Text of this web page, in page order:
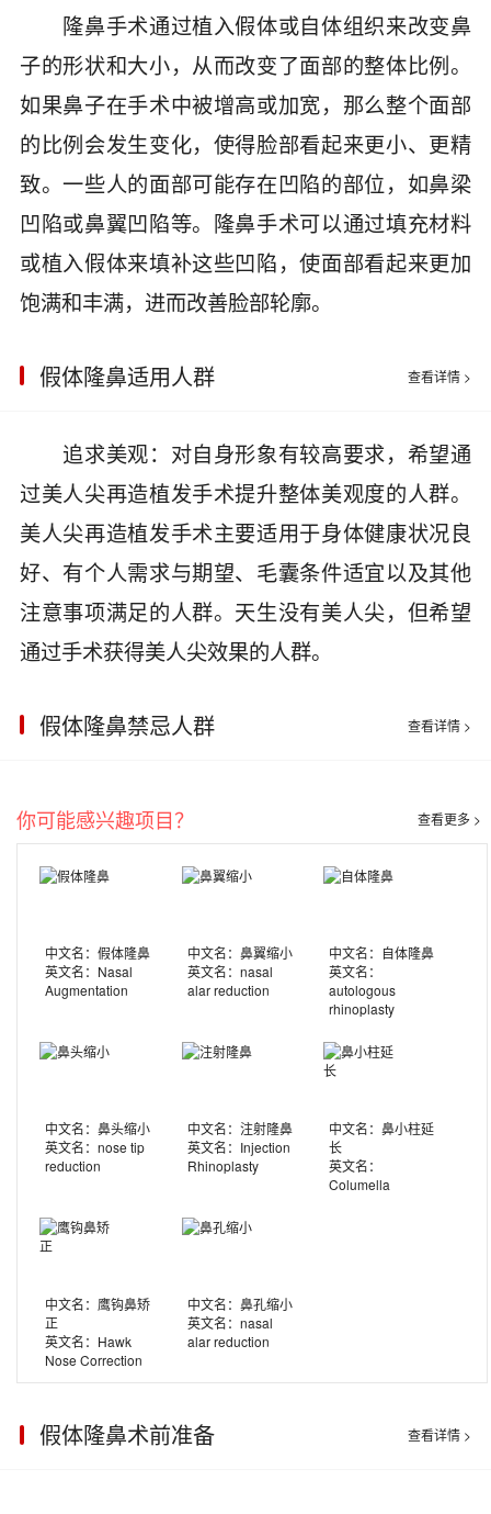
隆鼻手术通过植入假体或自体组织来改变鼻
子的形状和大小，从而改变了面部的整体比例。
如果鼻子在手术中被增高或加宽，那么整个面部
的比例会发生变化，使得脸部看起来更小、更精
致。一些人的面部可能存在凹陷的部位，如鼻梁
凹陷或鼻翼凹陷等。隆鼻手术可以通过填充材料
或植入假体来填补这些凹陷，使面部看起来更加
饱满和丰满，进而改善脸部轮廓。
假体隆鼻适用人群 查看详情 >
追求美观：对自身形象有较高要求，希望通
过美人尖再造植发手术提升整体美观度的人群。
美人尖再造植发手术主要适用于身体健康状况良
好、有个人需求与期望、毛囊条件适宜以及其他
注意事项满足的人群。天生没有美人尖，但希望
通过手术获得美人尖效果的人群。
假体隆鼻禁忌人群 查看详情 >
你可能感兴趣项目？ 查看更多 >
中文名：假体隆鼻
英文名：Nasal
Augmentation
中文名：鼻翼缩小
英文名：nasal
alar reduction
中文名：自体隆鼻
英文名：
autologous
rhinoplasty
中文名：鼻头缩小
英文名：nose tip
reduction
中文名：注射隆鼻
英文名：Injection
Rhinoplasty
中文名：鼻小柱延
长
英文名：
Columella
中文名：鹰钩鼻矫
正
英文名：Hawk
Nose Correction
中文名：鼻孔缩小
英文名：nasal
alar reduction
假体隆鼻术前准备 查看详情 >